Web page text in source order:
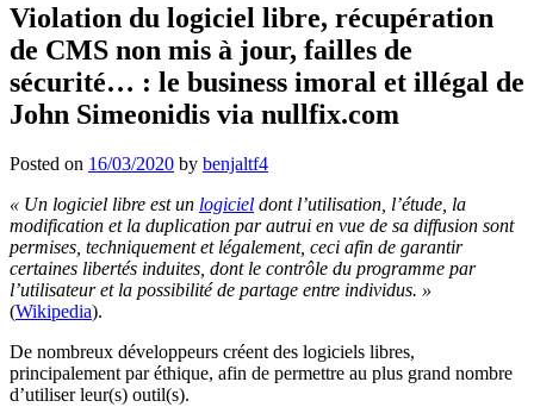
Violation du logiciel libre, récupération
de CMS non mis à jour, failles de
sécurité… : le business imoral et illégal de
John Simeonidis via nullfix.com
Posted on 16/03/2020 by benjaltf4
« Un logiciel libre est un logiciel dont l’utilisation, l’étude, la
modification et la duplication par autrui en vue de sa diffusion sont
permises, techniquement et légalement, ceci afin de garantir
certaines libertés induites, dont le contrôle du programme par
l’utilisateur et la possibilité de partage entre individus. »
(Wikipedia).
De nombreux développeurs créent des logiciels libres,
principalement par éthique, afin de permettre au plus grand nombre
d’utiliser leur(s) outil(s).